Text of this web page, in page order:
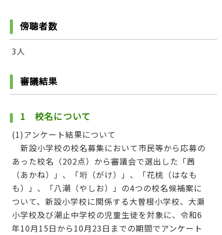
傍聴者数
3人
審議結果
1 校名について
(1)アンケート結果について
新設小学校の校名募集において市民等から応募の
あった校名（202点）から審議会で選出した「茜
（あかね）」、「垳（がけ）」、「花桃（はなも
も）」、「八潮（やしお）」の4つの校名候補案に
ついて、新設小学校に関係する大曽根小学校、大瀬
小学校及び潮止中学校の児童生徒を対象に、令和6
年10月15日から10月23日までの期間でアンケート